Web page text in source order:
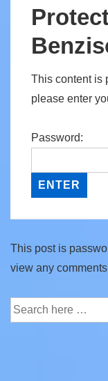
This content is
please enter
Password:
This post is
view any
Search
for: